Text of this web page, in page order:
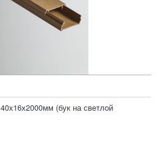
(бук на светлой